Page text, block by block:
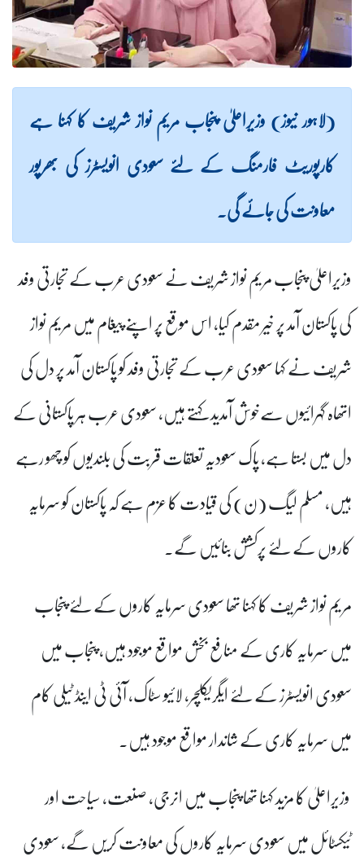
(لاہور نیوز) وزیراعلیٰ پنجاب مریم نواز شریف کا کہنا ہے
کارپوریٹ فارمنگ کے لئے سعودی انویسٹرز کی بھرپور
معاونت کی جائے گی۔
وزیراعلیٰ پنجاب مریم نواز شریف نے سعودی عرب کے تجارتی وفد
کی پاکستان آمد پر خیر مقدم کیا، اس موقع پر اپنے پیغام میں مریم نواز
شریف نے کہا سعودی عرب کے تجارتی وفد کو پاکستان آمد پر دل کی
اتھاہ گہرائیوں سےخوش آمدید کہتے ہیں، سعودی عرب ہر پاکستانی کے
دل میں بستا ہے، پاک سعودیہ تعلقات قربت کی بلندیوں کو چھو رہے
ہیں، مسلم لیگ (ن) کی قیادت کا عزم ہے کہ پاکستان کو سرمایہ
کاروں کے لئے پرکشش بنائیں گے۔
مریم نواز شریف کا کہنا تھا سعودی سرمایہ کاروں کے لئے پنجاب
میں سرمایہ کاری کے منافع بخش مواقع موجود ہیں، پنجاب میں
سعودی انویسٹرز کے لئے ایگریکلچر، لائیو سٹاک، آئی ٹی اینڈ ٹیلی کام
میں سرمایہ کاری کے شاندار مواقع موجود ہیں۔
وزیراعلیٰ کا مزید کہنا تھا پنجاب میں انرجی، صنعت، سیاحت اور
ٹیکسٹائل میں سعودی سرمایہ کاروں کی معاونت کریں گے، سعودی